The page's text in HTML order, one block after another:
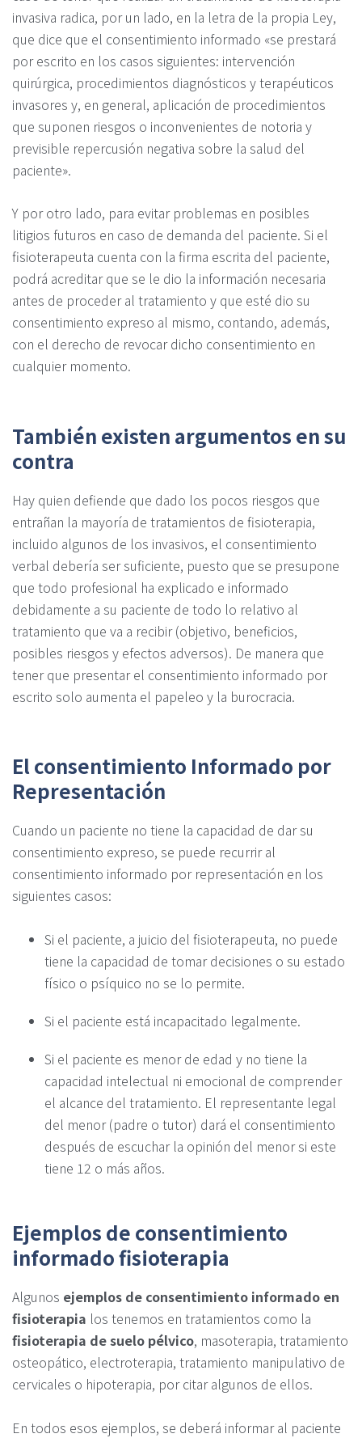
invasiva radica, por un lado, en la letra de la propia Ley,
que dice que el consentimiento informado «se prestará
por escrito en los casos siguientes: intervención
quirúrgica, procedimientos diagnósticos y terapéuticos
invasores y, en general, aplicación de procedimientos
que suponen riesgos o inconvenientes de notoria y
previsible repercusión negativa sobre la salud del
paciente».
Y por otro lado, para evitar problemas en posibles
litigios futuros en caso de demanda del paciente. Si el
fisioterapeuta cuenta con la firma escrita del paciente,
podrá acreditar que se le dio la información necesaria
antes de proceder al tratamiento y que esté dio su
consentimiento expreso al mismo, contando, además,
con el derecho de revocar dicho consentimiento en
cualquier momento.
También existen argumentos en su
contra
Hay quien defiende que dado los pocos riesgos que
entrañan la mayoría de tratamientos de fisioterapia,
incluido algunos de los invasivos, el consentimiento
verbal debería ser suficiente, puesto que se presupone
que todo profesional ha explicado e informado
debidamente a su paciente de todo lo relativo al
tratamiento que va a recibir (objetivo, beneficios,
posibles riesgos y efectos adversos). De manera que
tener que presentar el consentimiento informado por
escrito solo aumenta el papeleo y la burocracia.
El consentimiento Informado por
Representación
Cuando un paciente no tiene la capacidad de dar su
consentimiento expreso, se puede recurrir al
consentimiento informado por representación en los
siguientes casos:
Si el paciente, a juicio del fisioterapeuta, no puede
tiene la capacidad de tomar decisiones o su estado
físico o psíquico no se lo permite.
Si el paciente está incapacitado legalmente.
Si el paciente es menor de edad y no tiene la
capacidad intelectual ni emocional de comprender
el alcance del tratamiento. El representante legal
del menor (padre o tutor) dará el consentimiento
después de escuchar la opinión del menor si este
tiene 12 o más años.
Ejemplos de consentimiento
informado fisioterapia
Algunos ejemplos de consentimiento informado en
fisioterapia los tenemos en tratamientos como la
fisioterapia de suelo pélvico, masoterapia, tratamiento
osteopático, electroterapia, tratamiento manipulativo de
cervicales o hipoterapia, por citar algunos de ellos.
En todos esos ejemplos, se deberá informar al paciente